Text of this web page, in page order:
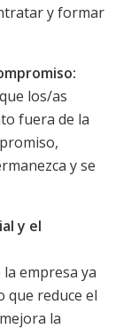
y formar
los/as
fuera de la
y se
y el
empresa ya
que reduce el
la